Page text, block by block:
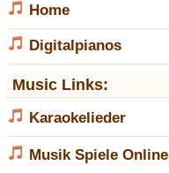
Home
Digitalpianos
Music Links:
Karaokelieder
Musik Spiele Online